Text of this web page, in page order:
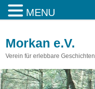
Morkan e.V.
Verein für erlebbare Geschichten
MENU